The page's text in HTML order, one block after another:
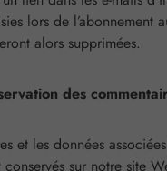
lors de l’abonnement
alors supprimées.
des
et les données
sur notre site